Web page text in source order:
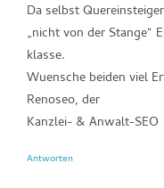
Da selbst
„nicht von der Stange“
klasse.
Wuensche beiden viel
Renoseo, der
Kanzlei- & Anwalt-SEO
Antworten